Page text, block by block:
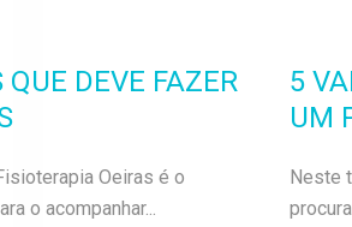
QUE DEVE FAZER
Oeiras é o
o acompanhar...
5
UM
Neste